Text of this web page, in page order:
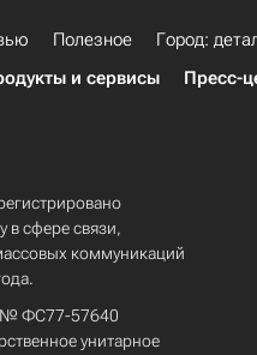
Полезное
Город:
и сервисы Пресс-
в сфере связи,
коммуникаций
№ ФС77-57640
унитарное